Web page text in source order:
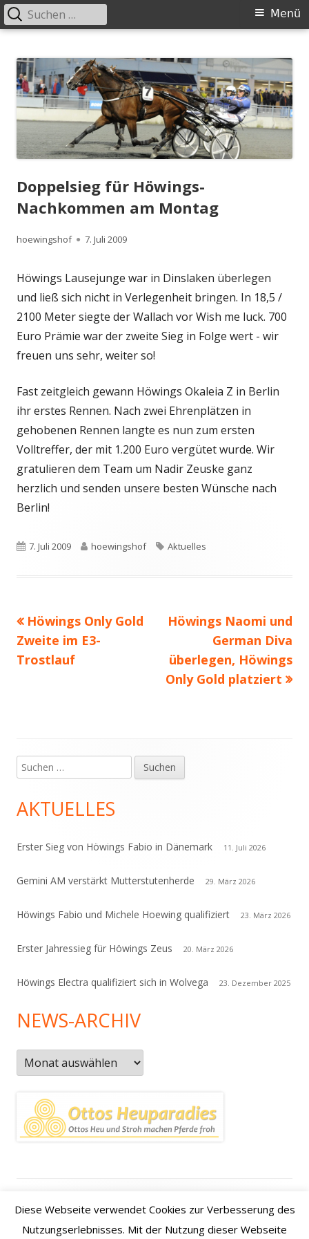
zum
Inhalt
Primäres
Menü
Suchen
nach:
Doppelsieg für Höwings-
Nachkommen am Montag
Autor
hoewingshof
Veröffentlicht
7. Juli 2009
Höwings Lausejunge war in Dinslaken überlegen
und ließ sich nicht in Verlegenheit bringen. In 18,5 /
2100 Meter siegte der Wallach vor Wish me luck. 700
Euro Prämie war der zweite Sieg in Folge wert - wir
freuen uns sehr, weiter so!
Fast zeitgleich gewann Höwings Okaleia Z in Berlin
ihr erstes Rennen. Nach zwei Ehrenplätzen in
gehobenen Rennen langte es nun zum ersten
Volltreffer, der mit 1.200 Euro vergütet wurde. Wir
gratulieren dem Team um Nadir Zeuske ganz
herzlich und senden unsere besten Wünsche nach
Berlin!
Veröffentlicht
7. Juli 2009 Autor
hoewingshof Schlagwörter
Aktuelles
Beitragsnavigation
Vorheriger
Beitrag:
Höwings Only Gold
Zweite im E3-
Trostlauf
Nächster
Beitrag
Höwings Naomi und
German Diva
überlegen, Höwings
Only Gold platziert
Haupt-
Seitenleiste
Suchen
nach:
AKTUELLES
Erster Sieg von Höwings Fabio in Dänemark 11. Juli 2026
Gemini AM verstärkt Mutterstutenherde 29. März 2026
Höwings Fabio und Michele Hoewing qualifiziert 23. März 2026
Erster Jahressieg für Höwings Zeus 20. März 2026
Höwings Electra qualifiziert sich in Wolvega 23. Dezember 2025
NEWS-ARCHIV
News-
Archiv
Inhalt
Datenschutzerklärung Kontakt | Impressum
Anfahrt /
Diese Webseite verwendet Cookies zur Verbesserung des
Nutzungserlebnisses. Mit der Nutzung dieser Webseite